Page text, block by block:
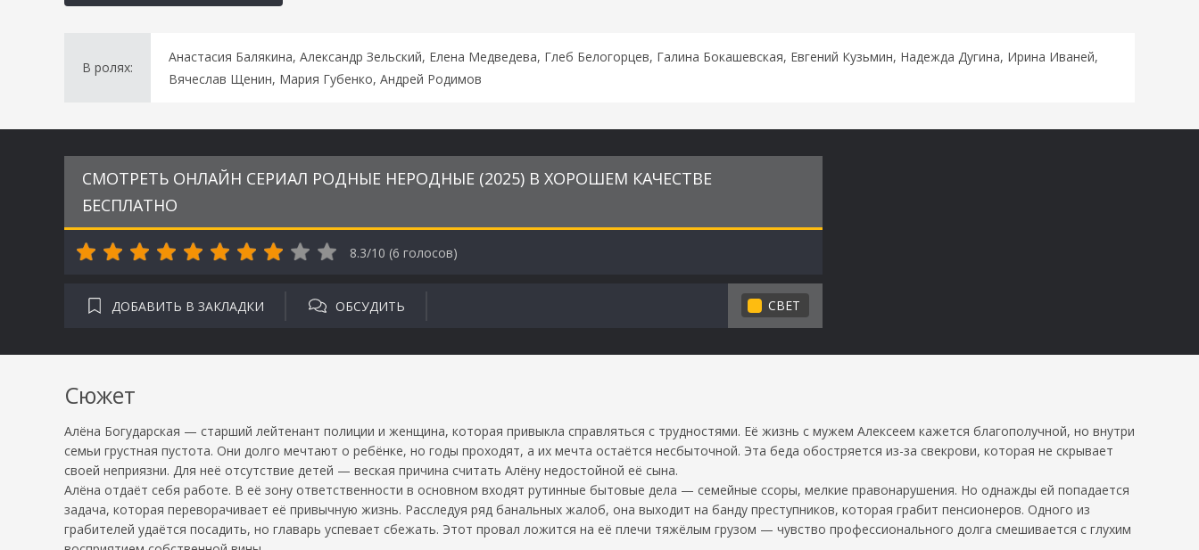
В ролях:
Анастасия Балякина, Александр Зельский, Елена Медведева, Глеб Белогорцев, Галина Бокашевская, Евгений Кузьмин, Надежда Дугина, Ирина Иваней,
Вячеслав Щенин, Мария Губенко, Андрей Родимов
СМОТРЕТЬ ОНЛАЙН СЕРИАЛ РОДНЫЕ НЕРОДНЫЕ (2025) В ХОРОШЕМ КАЧЕСТВЕ
БЕСПЛАТНО
8.3/10 (6 голосов)
ДОБАВИТЬ В ЗАКЛАДКИ ОБСУДИТЬ СВЕТ
Сюжет
Алёна Богударская — старший лейтенант полиции и женщина, которая привыкла справляться с трудностями. Её жизнь с мужем Алексеем кажется благополучной, но внутри
семьи грустная пустота. Они долго мечтают о ребёнке, но годы проходят, а их мечта остаётся несбыточной. Эта беда обостряется из-за свекрови, которая не скрывает
своей неприязни. Для неё отсутствие детей — веская причина считать Алёну недостойной её сына.
Алёна отдаёт себя работе. В её зону ответственности в основном входят рутинные бытовые дела — семейные ссоры, мелкие правонарушения. Но однажды ей попадается
задача, которая переворачивает её привычную жизнь. Расследуя ряд банальных жалоб, она выходит на банду преступников, которая грабит пенсионеров. Одного из
грабителей удаётся посадить, но главарь успевает сбежать. Этот провал ложится на её плечи тяжёлым грузом — чувство профессионального долга смешивается с глухим